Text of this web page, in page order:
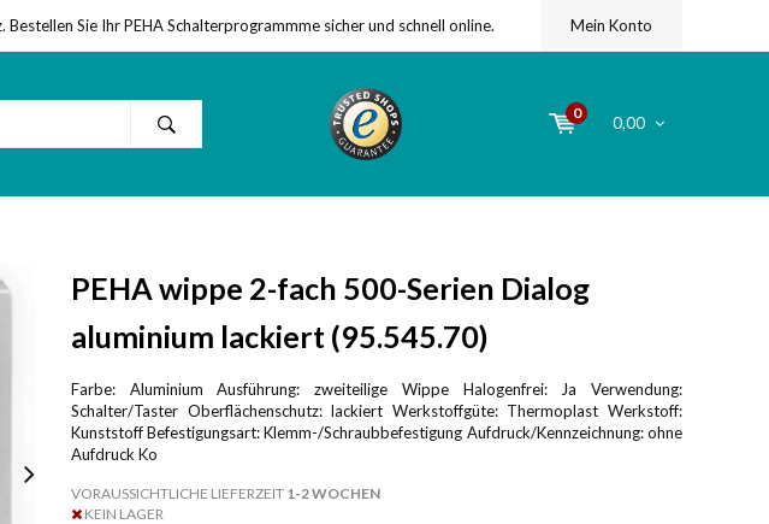
Sie Ihr PEHA Schalterprogrammme sicher und schnell online. Mein Konto
0
0,00
PEHA wippe 2-fach 500-Serien Dialog
aluminium lackiert (95.545.70)
Farbe: Aluminium Ausführung: zweiteilige Wippe Halogenfrei: Ja Verwendung:
Schalter/Taster Oberflächenschutz: lackiert Werkstoffgüte: Thermoplast Werkstoff:
Kunststoff Befestigungsart: Klemm-/Schraubbefestigung Aufdruck/Kennzeichnung: ohne
Aufdruck Ko
VORAUSSICHTLICHE LIEFERZEIT1-2 WOCHEN
KEIN LAGER